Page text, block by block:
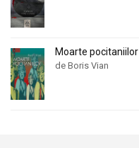
Moarte pocitaniilor
de Boris Vian